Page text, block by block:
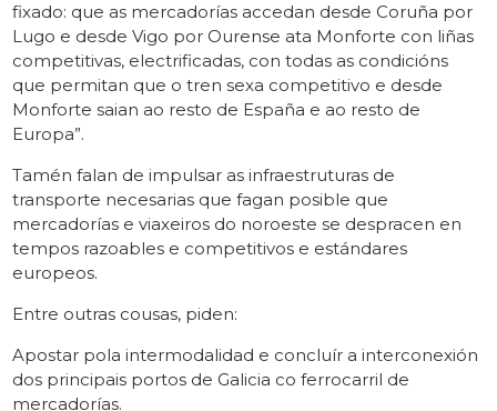
fixado: que as mercadorías accedan desde Coruña por
Lugo e desde Vigo por Ourense ata Monforte con liñas
competitivas, electrificadas, con todas as condicións
que permitan que o tren sexa competitivo e desde
Monforte saian ao resto de España e ao resto de
Europa”.
Tamén falan de impulsar as infraestruturas de
transporte necesarias que fagan posible que
mercadorías e viaxeiros do noroeste se despracen en
tempos razoables e competitivos e estándares
europeos.
Entre outras cousas, piden:
Apostar pola intermodalidad e concluír a interconexión
dos principais portos de Galicia co ferrocarril de
mercadorías.